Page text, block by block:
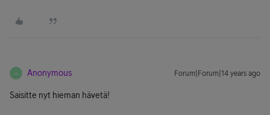
A Anonymous Forum|Forum|14 years ago
Saisitte nyt hieman hävetä!